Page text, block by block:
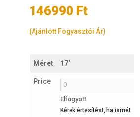
146990 Ft
(Ajánlott Fogyasztói Ár)
Méret 17"
Price
Elfogyott
Kérek értesítést, ha ismét